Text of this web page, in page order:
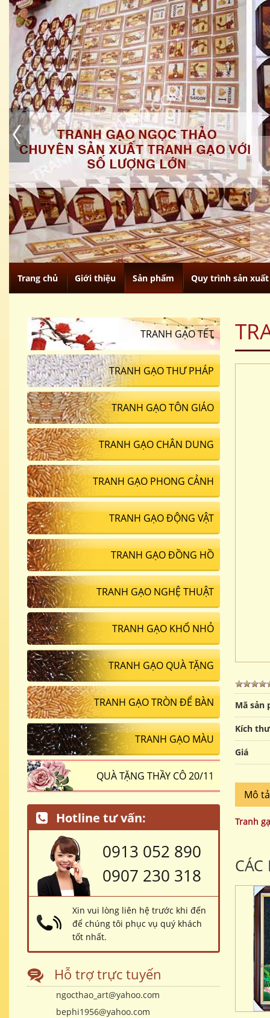
Trang chủ Giới thiệu Sản phẩm Quy trình sản xuất
Mã sản
Kích
Giá
Mô
Tranh
TRANH GẠO TẾT
TRANH GẠO THƯ PHÁP
TRANH GẠO TÔN GIÁO
TRANH GẠO CHÂN DUNG
TRANH GẠO PHONG CẢNH
TRANH GẠO ĐỘNG VẬT
TRANH GẠO ĐỒNG HỒ
TRANH GẠO NGHỆ THUẬT
TRANH GẠO KHỔ NHỎ
TRANH GẠO QUÀ TẶNG
TRANH GẠO TRÒN ĐỂ BÀN
TRANH GẠO MÀU
QUÀ TẶNG THẦY CÔ 20/11
Hotline tư vấn:
0913 052 890
0907 230 318
Xin vui lòng liên hệ trước khi đến
để chúng tôi phục vụ quý khách
tốt nhất.
Hỗ trợ trực tuyến
ngocthao_art@yahoo.com
bephi1956@yahoo.com